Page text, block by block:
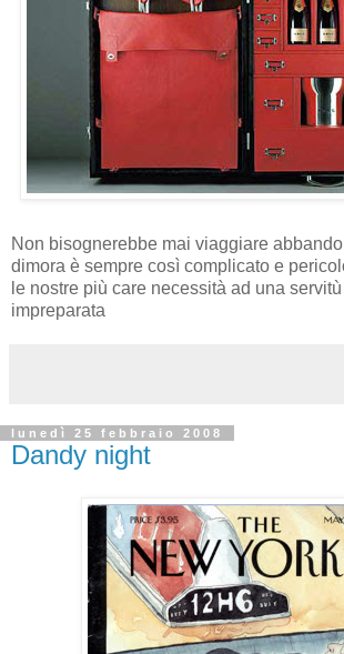
Non bisognerebbe mai viaggiare
dimora è sempre così complicato e
le nostre più care necessità ad una
impreparata
lunedì 25 febbraio 2008
Dandy night